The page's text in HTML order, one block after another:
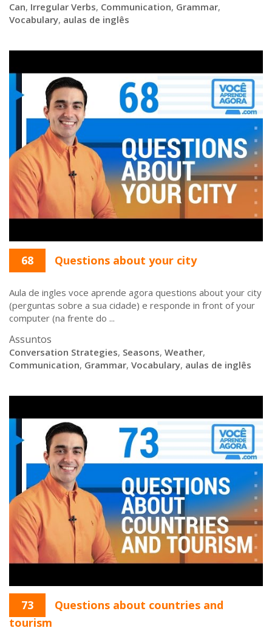
Can, Irregular Verbs, Communication, Grammar,
Vocabulary, aulas de inglês
68 Questions about your city
Aula de ingles voce aprende agora questions about your city
(perguntas sobre a sua cidade) e responde in front of your
computer (na frente do ...
Assuntos
Conversation Strategies, Seasons, Weather,
Communication, Grammar, Vocabulary, aulas de inglês
73
Questions about countries and
tourism